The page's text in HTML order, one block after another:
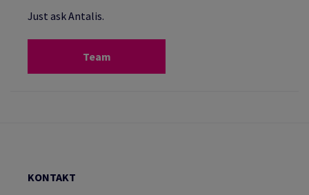
Just ask Antalis.
Team
KONTAKT